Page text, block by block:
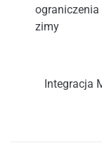
ograniczenia
zimy
Integracja